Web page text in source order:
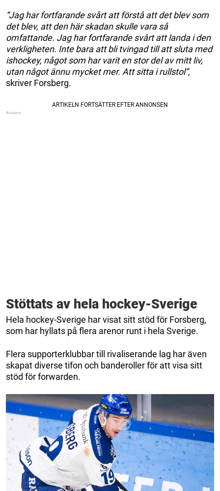
”Jag har fortfarande svårt att förstå att det blev som
det blev, att den här skadan skulle vara så
omfattande. Jag har fortfarande svårt att landa i den
verkligheten. Inte bara att bli tvingad till att sluta med
ishockey, något som har varit en stor del av mitt liv,
utan något ännu mycket mer. Att sitta i rullstol”,
skriver Forsberg.
Stöttats av hela hockey-Sverige
Hela hockey-Sverige har visat sitt stöd för Forsberg,
som har hyllats på flera arenor runt i hela Sverige.
Flera supporterklubbar till rivaliserande lag har även
skapat diverse tifon och banderoller för att visa sitt
stöd för forwarden.